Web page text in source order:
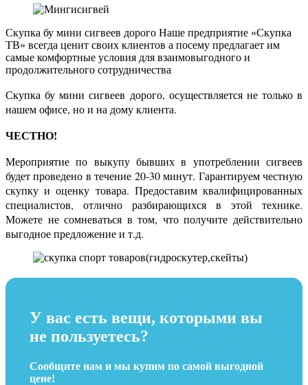
Скупка бу мини сигвеев дорого Наше предприятие «Скупка
ТВ» всегда ценит своих клиентов а посему предлагает им
самые комфортные условия для взаимовыгодного и
продолжительного сотрудничества
Скупка бу мини сигвеев дорого, осуществляется не только в
нашем офисе, но и на дому клиента.
ЧЕСТНО!
Мероприятие по выкупу бывших в употреблении сигвеев
будет проведено в течение 20-30 минут. Гарантируем честную
скупку и оценку товара. Предоставим квалифицированных
специалистов, отлично разбирающихся в этой технике.
Можете не сомневаться в том, что получите действительно
выгодное предложение и т.д.
У вас есть вещи, которыми вы
не пользуетесь?
Сообщите нам и мы купим по самой выгодной
цене!